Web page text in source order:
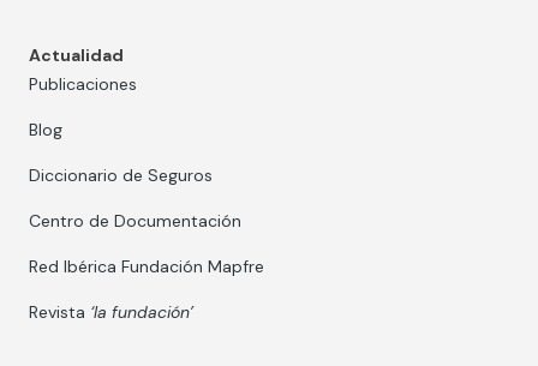
Actualidad
Publicaciones
Blog
Diccionario de Seguros
Centro de Documentación
Red Ibérica Fundación Mapfre
Revista ‘la fundación’